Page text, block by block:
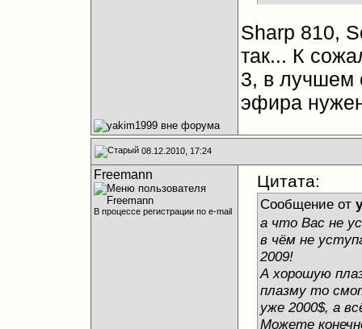
Sharp 810,
так... К
3, в лучшем
эфира
08.12.2010, 17:24
Freemann
В процессе регистрации по e-mail
Цитата:
Сообщение от
а что Вас не
в чём не
2009!
А хорошую
плазму то
уже 2000$, а
Можете